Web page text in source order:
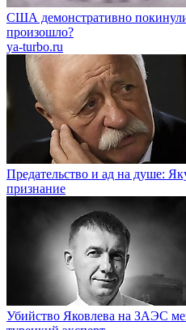
США демонстративно
произошло?
ya-turbo.ru
Предательство и ад на душе:
признание
Убийство Яковлева на ЗАЭС